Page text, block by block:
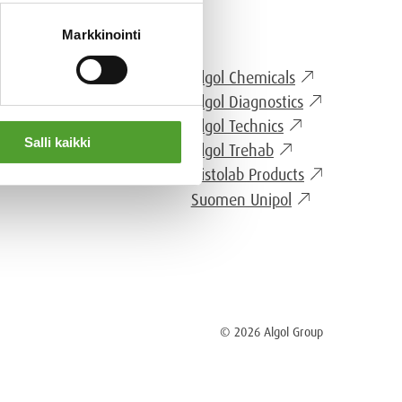
Markkinointi
Salli kaikki
Algol Chemicals
Algol Diagnostics
Algol Technics
Algol Trehab
Histolab Products
Suomen Unipol
© 2026 Algol Group